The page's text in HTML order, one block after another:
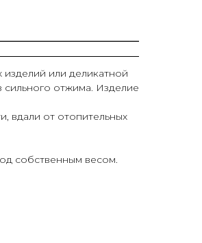
или деликатной
сильного отжима. Изделие
вдали от отопительных
собственным весом.